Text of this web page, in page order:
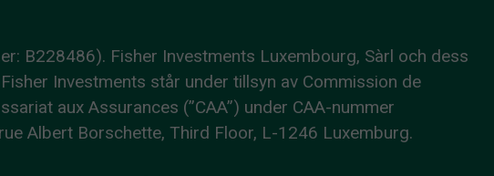
B228486). Fisher Investments Luxembourg, Sàrl och dess
Investments står under tillsyn av Commission de
aux Assurances (”CAA”) under CAA-nummer
Albert Borschette, Third Floor, L-1246 Luxemburg.